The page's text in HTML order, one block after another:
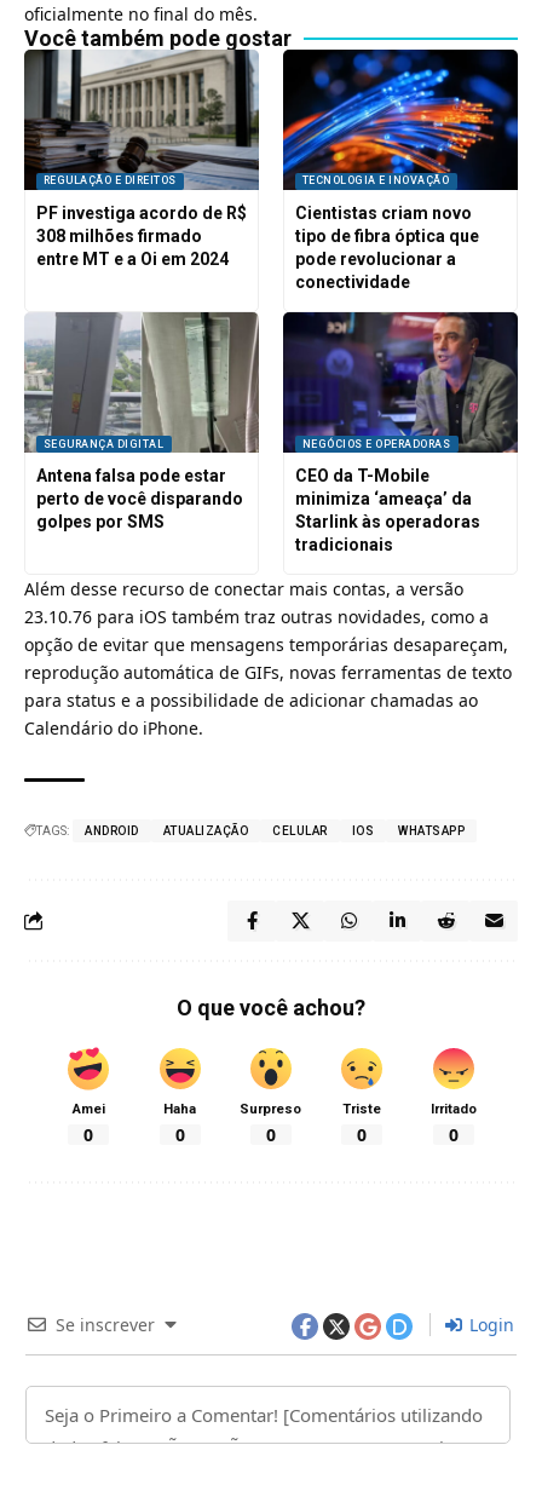
oficialmente no final do mês.
Você também pode gostar
REGULAÇÃO E DIREITOS
PF investiga acordo de R$
308 milhões firmado
entre MT e a Oi em 2024
TECNOLOGIA E INOVAÇÃO
Cientistas criam novo
tipo de fibra óptica que
pode revolucionar a
conectividade
SEGURANÇA DIGITAL
Antena falsa pode estar
perto de você disparando
golpes por SMS
NEGÓCIOS E OPERADORAS
CEO da T-Mobile
minimiza ‘ameaça’ da
Starlink às operadoras
tradicionais
Além desse recurso de conectar mais contas, a versão
23.10.76 para iOS também traz outras novidades, como a
opção de evitar que mensagens temporárias desapareçam,
reprodução automática de GIFs, novas ferramentas de texto
para status e a possibilidade de adicionar chamadas ao
Calendário do iPhone.
TAGS: ANDROID ATUALIZAÇÃO CELULAR IOS WHATSAPP
O que você achou?
Amei
0
Haha
0
Surpreso
0
Triste
0
Irritado
0
Se inscrever Login